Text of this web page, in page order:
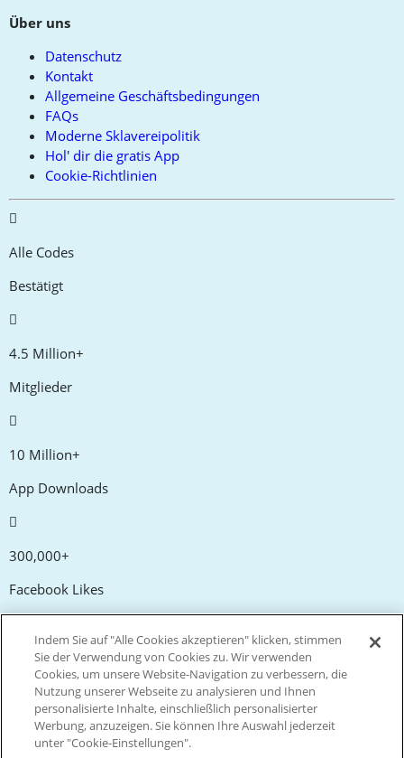
Über uns
Datenschutz
Kontakt
Allgemeine Geschäftsbedingungen
FAQs
Moderne Sklavereipolitik
Hol' dir die gratis App
Cookie-Richtlinien
Alle Codes
Bestätigt
4.5 Million+
Mitglieder
10 Million+
App Downloads
300,000+
Facebook Likes
20,000+
Gutscheincodes
Live more. Spend less.
Indem Sie auf "Alle Cookies akzeptieren" klicken, stimmen
Sie der Verwendung von Cookies zu. Wir verwenden
Cookies, um unsere Website-Navigation zu verbessern, die
Nutzung unserer Webseite zu analysieren und Ihnen
personalisierte Inhalte, einschließlich personalisierter
Werbung, anzuzeigen. Sie können Ihre Auswahl jederzeit
unter "Cookie-Einstellungen".